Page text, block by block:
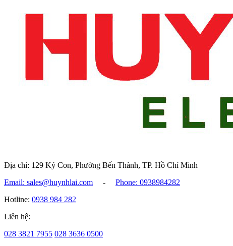
Địa chỉ: 129 Ký Con, Phường Bến Thành, TP. Hồ Chí Minh
Email: sales@huynhlai.com
-
Phone: 0938984282
Hotline: 0938 984 282
Liên hệ:
028 3821 7955 028 3636 0500